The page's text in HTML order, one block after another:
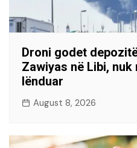
Droni godet
Zawiyas në Libi,
lënduar
August 8, 2026